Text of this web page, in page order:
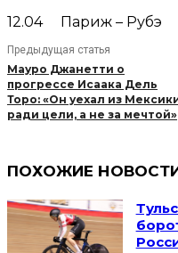
12.04 Париж – Рубэ
Предыдущая статья
Мауро Джанетти о
прогрессе Исаака Дель
Торо: «Он уехал из
ради цели, а не за мечтой»
ПОХОЖИЕ